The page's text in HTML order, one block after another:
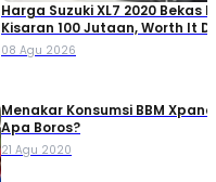
Harga Suzuki XL7 2020 Bekas
Kisaran 100 Jutaan, Worth It
08 Agu 2026
Menakar Konsumsi BBM
Apa Boros?
21 Agu 2020